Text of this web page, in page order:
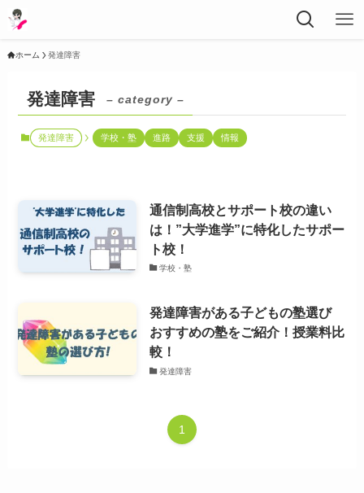
ホーム 発達障害
発達障害 – category –
発達障害 学校・塾 進路 支援 情報
通信制高校とサポート校の違い
は！”大学進学”に特化したサポー
ト校！
学校・塾
発達障害がある子どもの塾選び
おすすめの塾をご紹介！授業料比
較！
発達障害
1